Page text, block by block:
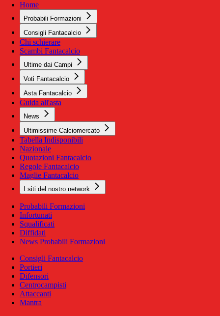
Home
Probabili Formazioni
Consigli Fantacalcio
Chi schierare
Scambi Fantacalcio
Ultime dai Campi
Voti Fantacalcio
Asta Fantacalcio
Guida all'asta
News
Ultimissime Calciomercato
Tabella Indisponibili
Nazionale
Quotazioni Fantacalcio
Regole Fantacalcio
Maglie Fantacalcio
I siti del nostro network
Probabili Formazioni
Infortunati
Squalificati
Diffidati
News Probabili Formazioni
Consigli Fantacalcio
Portieri
Difensori
Centrocampisti
Attaccanti
Mantra